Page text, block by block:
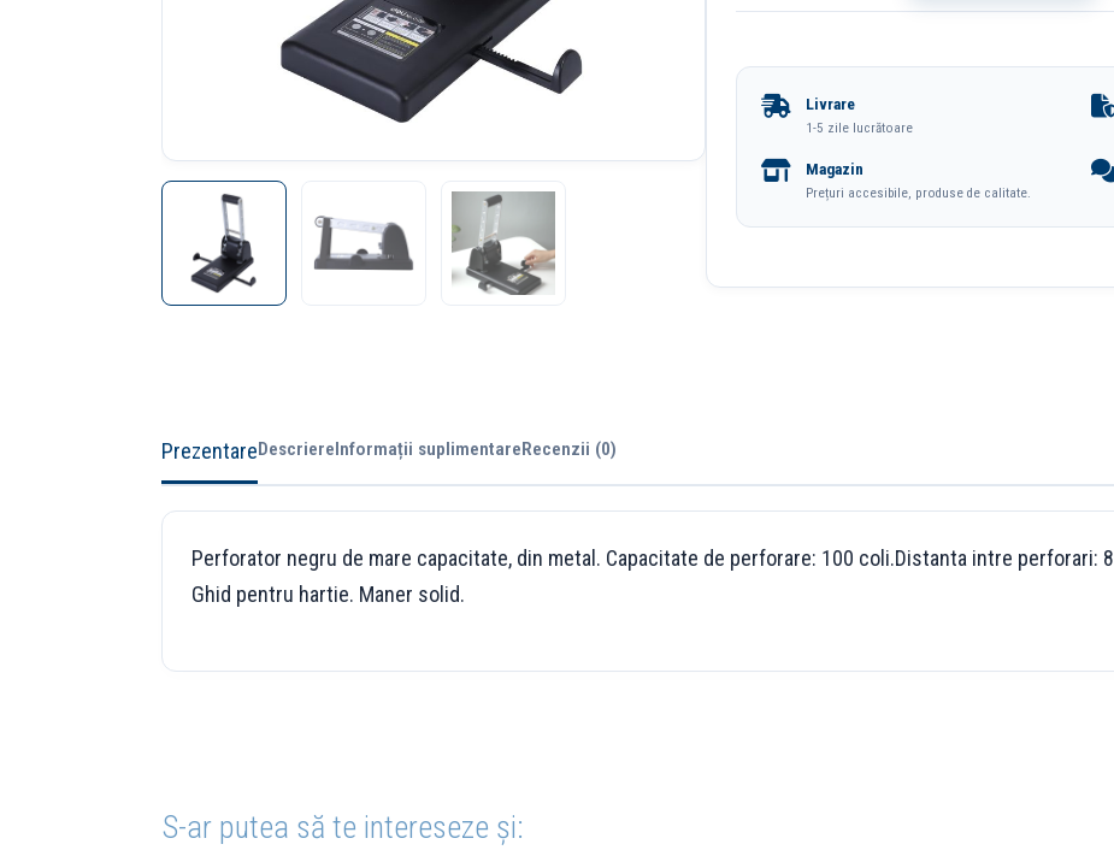
Perforator
Coli
Model
E0130
Deli
Livrare
1-5 zile lucrătoare
Magazin
Prețuri accesibile, produse de calitate.
PrezentareDescriereInformații suplimentareRecenzii (0)
Perforator negru de mare capacitate, din metal. Capacitate de perforare: 100 coli.Distanta intre perforari:
Ghid pentru hartie. Maner solid.
S-ar putea să te intereseze și: